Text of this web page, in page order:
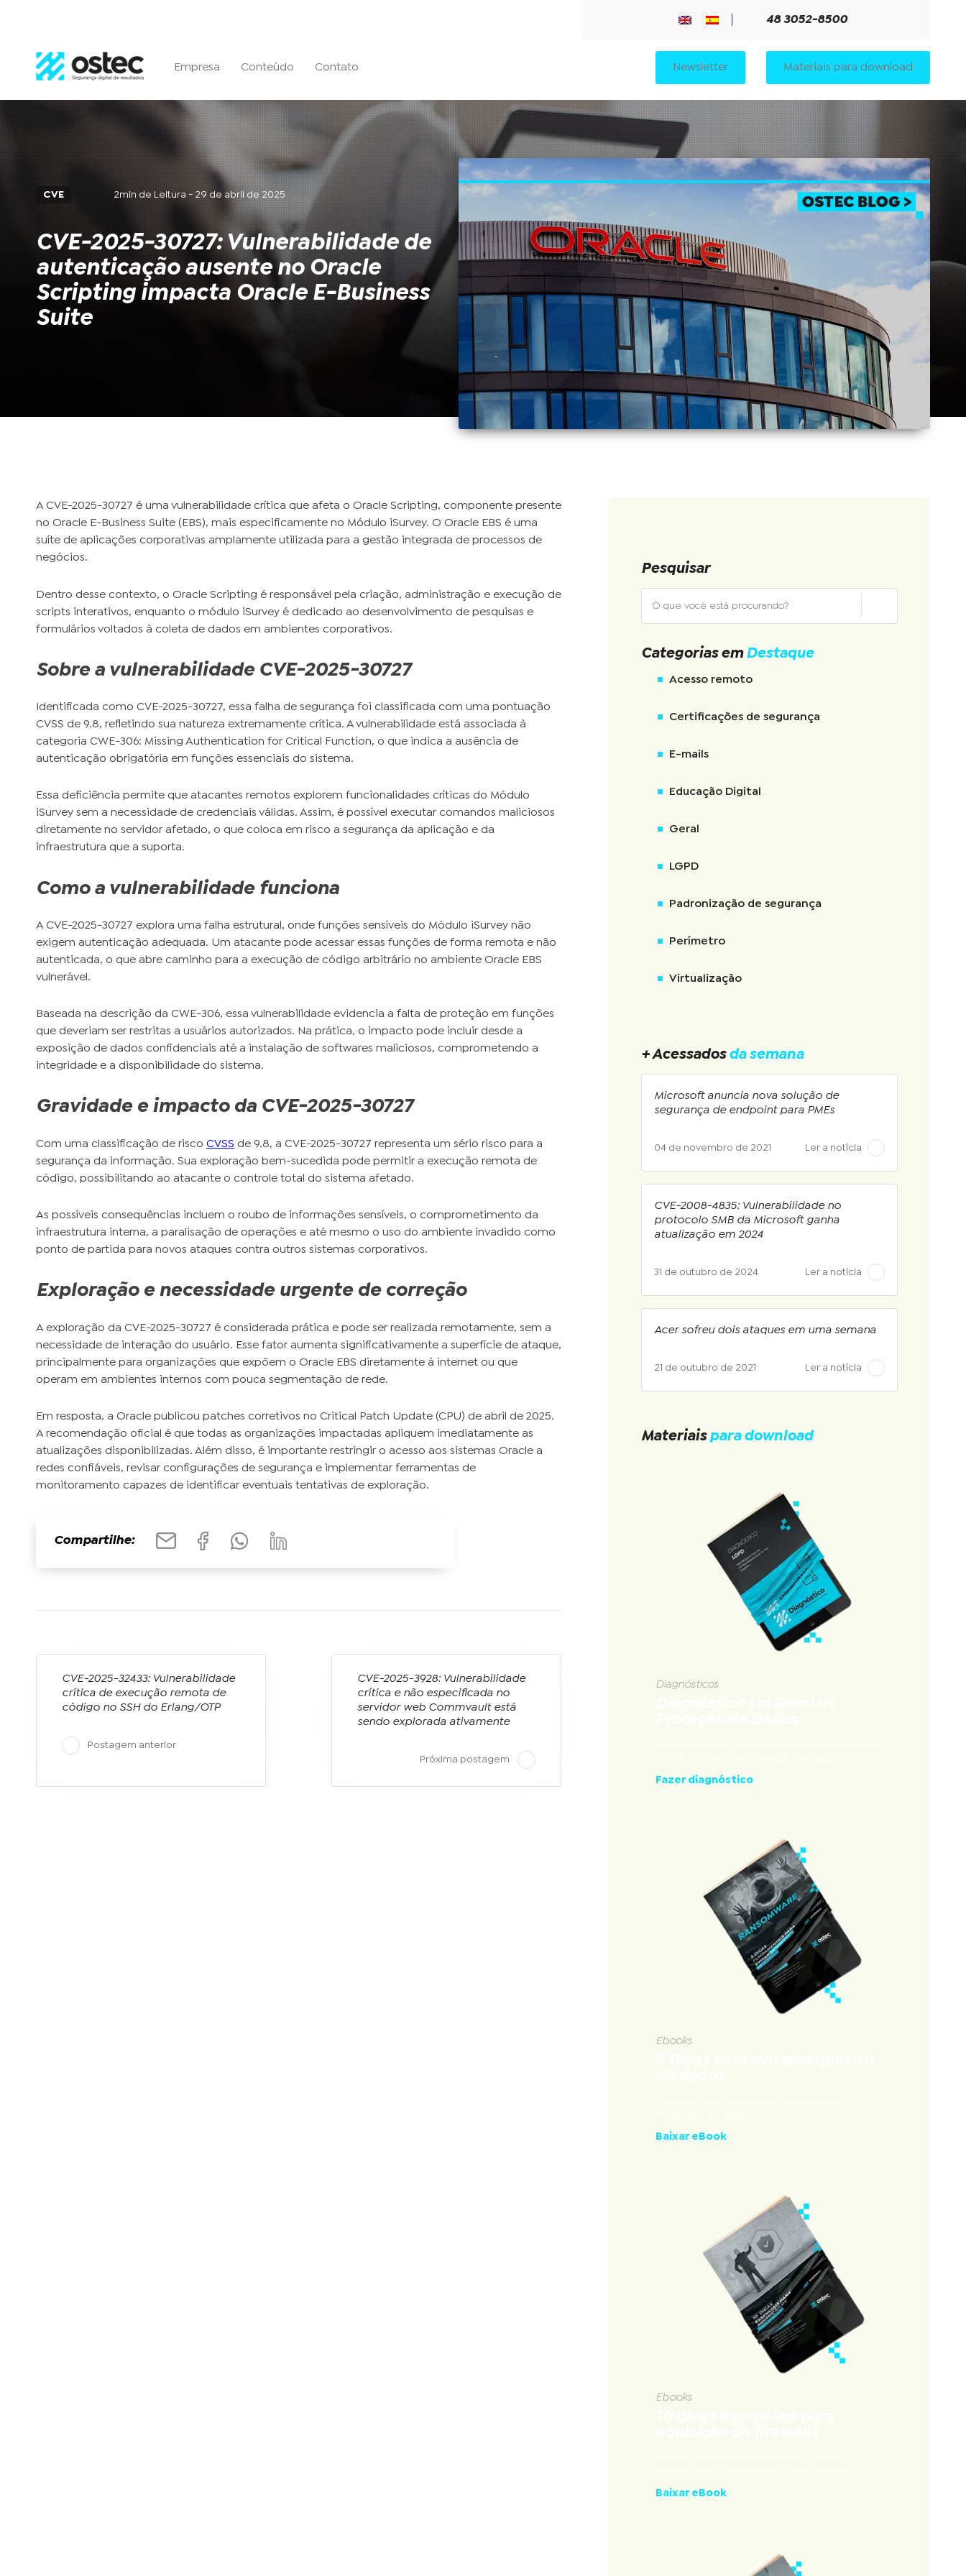
48 3052-8500
Empresa Conteúdo Contato Newsletter Materiais para download
CVE 2min de Leitura - 29 de abril de 2025
CVE-2025-30727: Vulnerabilidade de
autenticação ausente no Oracle
Scripting impacta Oracle E-Business
Suite
A CVE-2025-30727 é uma vulnerabilidade crítica que afeta o Oracle Scripting, componente presente
no Oracle E-Business Suite (EBS), mais especificamente no Módulo iSurvey. O Oracle EBS é uma
suíte de aplicações corporativas amplamente utilizada para a gestão integrada de processos de
negócios.
Dentro desse contexto, o Oracle Scripting é responsável pela criação, administração e execução de
scripts interativos, enquanto o módulo iSurvey é dedicado ao desenvolvimento de pesquisas e
formulários voltados à coleta de dados em ambientes corporativos.
Sobre a vulnerabilidade CVE-2025-30727
Identificada como CVE-2025-30727, essa falha de segurança foi classificada com uma pontuação
CVSS de 9.8, refletindo sua natureza extremamente crítica. A vulnerabilidade está associada à
categoria CWE-306: Missing Authentication for Critical Function, o que indica a ausência de
autenticação obrigatória em funções essenciais do sistema.
Essa deficiência permite que atacantes remotos explorem funcionalidades críticas do Módulo
iSurvey sem a necessidade de credenciais válidas. Assim, é possível executar comandos maliciosos
diretamente no servidor afetado, o que coloca em risco a segurança da aplicação e da
infraestrutura que a suporta.
Como a vulnerabilidade funciona
A CVE-2025-30727 explora uma falha estrutural, onde funções sensíveis do Módulo iSurvey não
exigem autenticação adequada. Um atacante pode acessar essas funções de forma remota e não
autenticada, o que abre caminho para a execução de código arbitrário no ambiente Oracle EBS
vulnerável.
Baseada na descrição da CWE-306, essa vulnerabilidade evidencia a falta de proteção em funções
que deveriam ser restritas a usuários autorizados. Na prática, o impacto pode incluir desde a
exposição de dados confidenciais até a instalação de softwares maliciosos, comprometendo a
integridade e a disponibilidade do sistema.
Gravidade e impacto da CVE-2025-30727
Com uma classificação de risco CVSS de 9.8, a CVE-2025-30727 representa um sério risco para a
segurança da informação. Sua exploração bem-sucedida pode permitir a execução remota de
código, possibilitando ao atacante o controle total do sistema afetado.
As possíveis consequências incluem o roubo de informações sensíveis, o comprometimento da
infraestrutura interna, a paralisação de operações e até mesmo o uso do ambiente invadido como
ponto de partida para novos ataques contra outros sistemas corporativos.
Exploração e necessidade urgente de correção
A exploração da CVE-2025-30727 é considerada prática e pode ser realizada remotamente, sem a
necessidade de interação do usuário. Esse fator aumenta significativamente a superfície de ataque,
principalmente para organizações que expõem o Oracle EBS diretamente à internet ou que
operam em ambientes internos com pouca segmentação de rede.
Em resposta, a Oracle publicou patches corretivos no Critical Patch Update (CPU) de abril de 2025.
A recomendação oficial é que todas as organizações impactadas apliquem imediatamente as
atualizações disponibilizadas. Além disso, é importante restringir o acesso aos sistemas Oracle a
redes confiáveis, revisar configurações de segurança e implementar ferramentas de
monitoramento capazes de identificar eventuais tentativas de exploração.
Compartilhe:
CVE-2025-32433: Vulnerabilidade
crítica de execução remota de
código no SSH do Erlang/OTP
Postagem anterior
CVE-2025-3928: Vulnerabilidade
crítica e não especificada no
servidor web Commvault está
sendo explorada ativamente
Próxima postagem
Pesquisar
Categorias em Destaque
Acesso remoto
Certificações de segurança
E-mails
Educação Digital
Geral
LGPD
Padronização de segurança
Perímetro
Virtualização
+ Acessados da semana
Microsoft anuncia nova solução de
segurança de endpoint para PMEs
04 de novembro de 2021 Ler a notícia
CVE-2008-4835: Vulnerabilidade no
protocolo SMB da Microsoft ganha
atualização em 2024
31 de outubro de 2024 Ler a notícia
Acer sofreu dois ataques em uma semana
21 de outubro de 2021 Ler a notícia
Materiais para download
Diagnósticos
Fazer diagnóstico
Ebooks
Baixar eBook
Ebooks
Baixar eBook